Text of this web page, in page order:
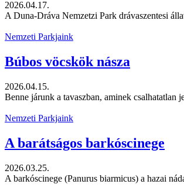
2026.04.17.
A Duna-Dráva Nemzetzi Park drávaszentesi
Nemzeti Parkjaink
Búbos vöcskök násza
2026.04.15.
Benne járunk a tavaszban, aminek csalhatatlan
Nemzeti Parkjaink
A barátságos barkóscinege
2026.03.25.
A barkóscinege (Panurus biarmicus) a hazai